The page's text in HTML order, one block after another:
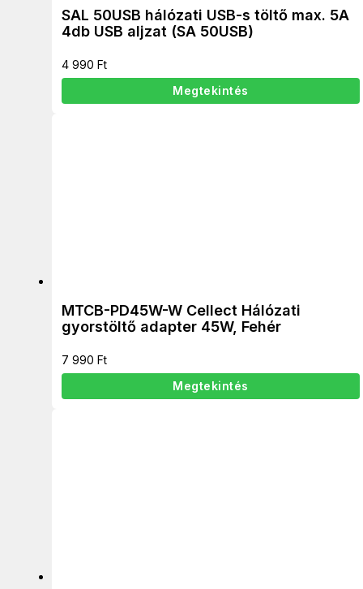
SAL 50USB hálózati USB-s töltő max. 5A
4db USB aljzat (SA 50USB)
4 990 Ft
Megtekintés
MTCB-PD45W-W Cellect Hálózati
gyorstöltő adapter 45W, Fehér
7 990 Ft
Megtekintés